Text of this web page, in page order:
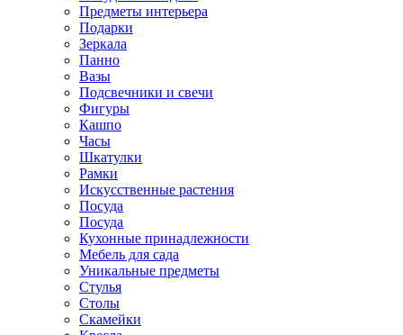
Предметы интерьера
Подарки
Зеркала
Панно
Вазы
Подсвечники и свечи
Фигуры
Кашпо
Часы
Шкатулки
Рамки
Искусственные растения
Посуда
Посуда
Кухонные принадлежности
Мебель для сада
Уникальные предметы
Стулья
Столы
Скамейки